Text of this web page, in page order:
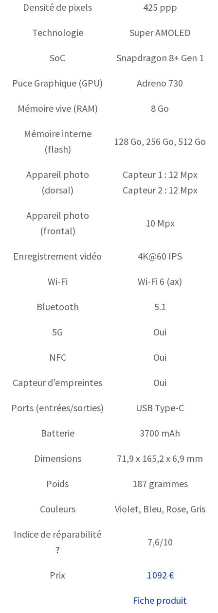
Densité de pixels 425 ppp
Technologie Super AMOLED
SoC Snapdragon 8+ Gen 1
Puce Graphique (GPU) Adreno 730
Mémoire vive (RAM) 8 Go
Mémoire interne
(flash)
128 Go, 256 Go, 512 Go
Appareil photo
(dorsal)
Capteur 1 : 12 Mpx
Capteur 2 : 12 Mpx
Appareil photo
(frontal)
10 Mpx
Enregistrement vidéo 4K@60 IPS
Wi-Fi Wi-Fi 6 (ax)
Bluetooth 5.1
5G Oui
NFC Oui
Capteur d’empreintes Oui
Ports (entrées/sorties) USB Type-C
Batterie 3700 mAh
Dimensions 71,9 x 165,2 x 6,9 mm
Poids 187 grammes
Couleurs Violet, Bleu, Rose, Gris
Indice de réparabilité
?
7,6/10
Prix 1 092 €
Fiche produit